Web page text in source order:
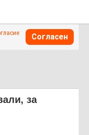
Согласен
за